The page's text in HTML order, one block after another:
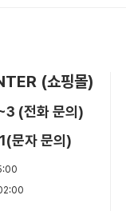
(쇼핑몰)
(전화 문의)
자 문의)